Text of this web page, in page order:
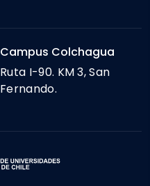
Campus Colchagua
Ruta I-90. KM 3, San
Fernando.